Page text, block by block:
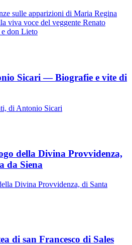
sulle apparizioni di Maria Regina
viva voce del veggente Renato
don Lieto
Sicari — Biografie e vite di
di Antonio Sicari
della Divina Provvidenza,
da Siena
Divina Provvidenza, di Santa
di san Francesco di Sales